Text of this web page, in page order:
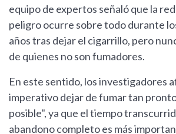
equipo de expertos señaló que la
peligro ocurre sobre todo durante
años tras dejar el cigarrillo, pero
de quienes no son fumadores.
En este sentido, los investigadores
imperativo dejar de fumar tan
posible", ya que el tiempo
abandono completo es más